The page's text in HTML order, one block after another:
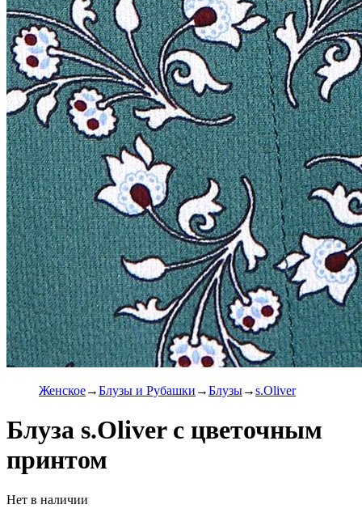
Женское Блузы и Рубашки Блузы s.Oliver
Блуза s.Oliver с цветочным
принтом
Нет в наличии